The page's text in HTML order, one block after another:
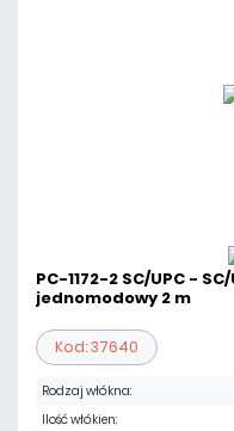
PC-1172-2 SC/UPC -
jednomodowy 2 m
Kod: 37640
Rodzaj włókna:
Ilość włókien: